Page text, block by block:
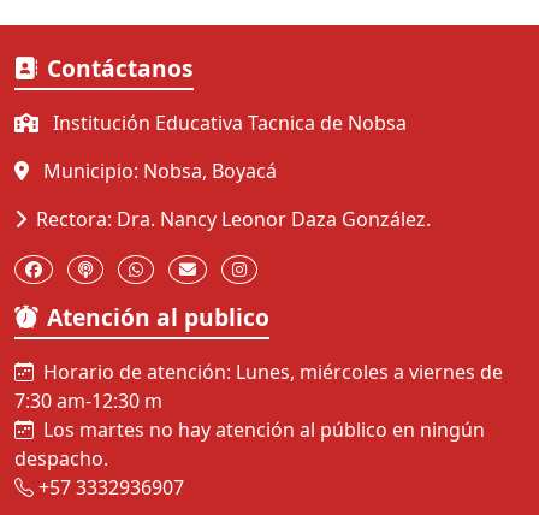
Contáctanos
Institución Educativa Tacnica de Nobsa
Municipio: Nobsa, Boyacá
Rectora: Dra. Nancy Leonor Daza González.
Atención al publico
Horario de atención: Lunes, miércoles a viernes de
7:30 am-12:30 m
Los martes no hay atención al público en ningún
despacho.
+57 3332936907